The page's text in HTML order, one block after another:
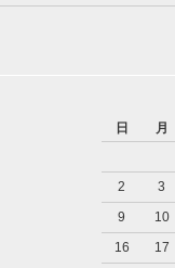
日
月
2
3
9
10
16
17